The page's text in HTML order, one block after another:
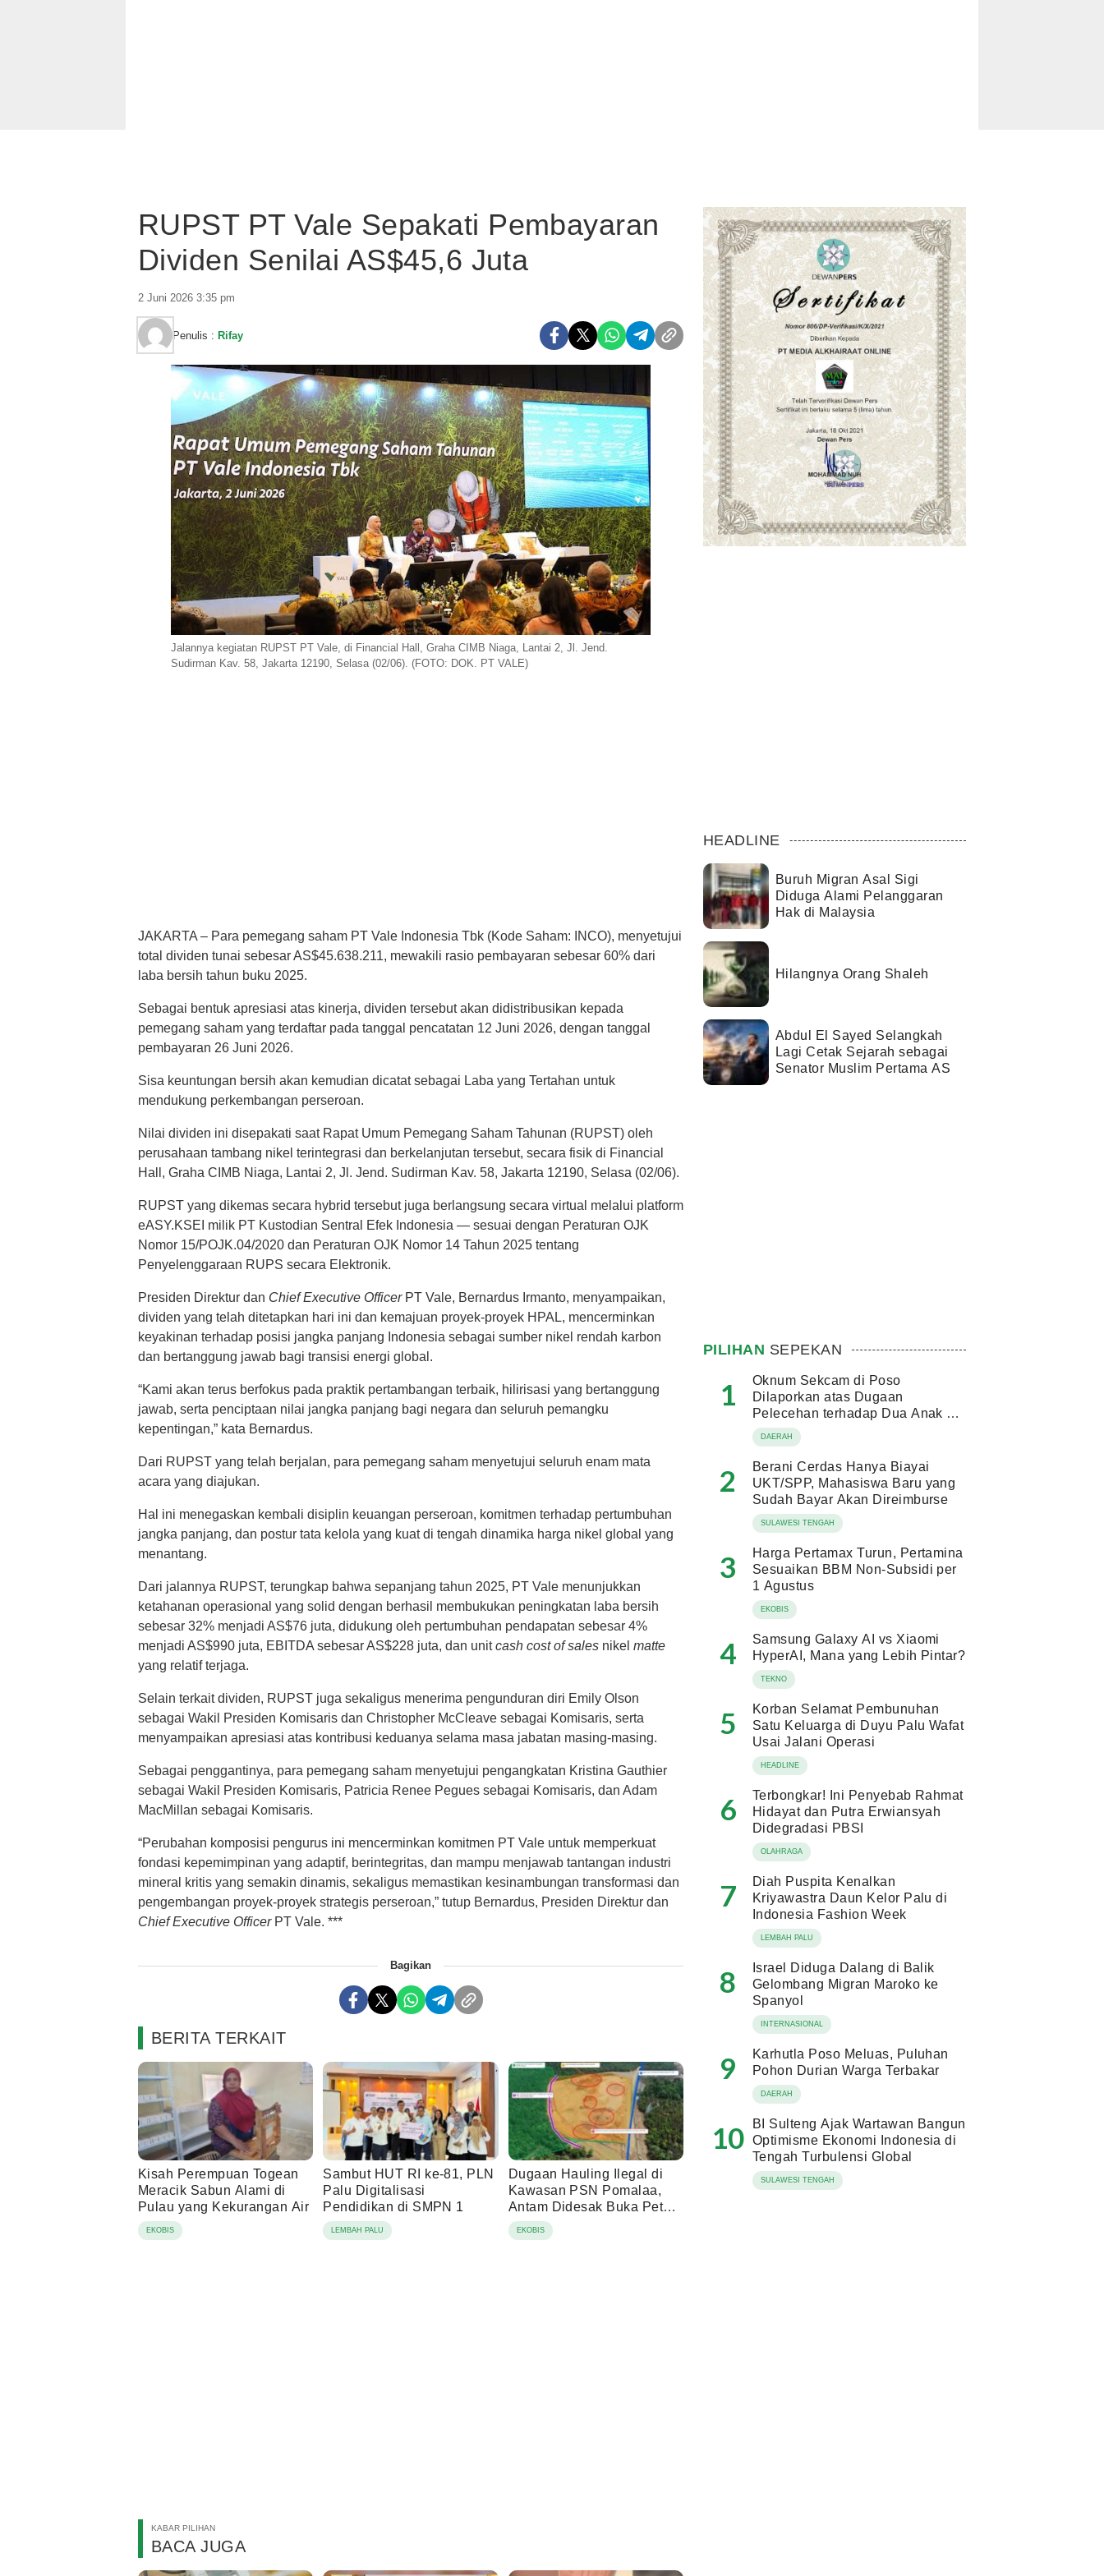
RUPST PT Vale Sepakati Pembayaran
Dividen Senilai AS$45,6 Juta
2 Juni 2026 3:35 pm
Penulis : Rifay
Jalannya kegiatan RUPST PT Vale, di Financial Hall, Graha CIMB Niaga, Lantai 2, Jl. Jend.
Sudirman Kav. 58, Jakarta 12190, Selasa (02/06). (FOTO: DOK. PT VALE)
JAKARTA – Para pemegang saham PT Vale Indonesia Tbk (Kode Saham: INCO), menyetujui
total dividen tunai sebesar AS$45.638.211, mewakili rasio pembayaran sebesar 60% dari
laba bersih tahun buku 2025.
Sebagai bentuk apresiasi atas kinerja, dividen tersebut akan didistribusikan kepada
pemegang saham yang terdaftar pada tanggal pencatatan 12 Juni 2026, dengan tanggal
pembayaran 26 Juni 2026.
Sisa keuntungan bersih akan kemudian dicatat sebagai Laba yang Tertahan untuk
mendukung perkembangan perseroan.
Nilai dividen ini disepakati saat Rapat Umum Pemegang Saham Tahunan (RUPST) oleh
perusahaan tambang nikel terintegrasi dan berkelanjutan tersebut, secara fisik di Financial
Hall, Graha CIMB Niaga, Lantai 2, Jl. Jend. Sudirman Kav. 58, Jakarta 12190, Selasa (02/06).
RUPST yang dikemas secara hybrid tersebut juga berlangsung secara virtual melalui platform
eASY.KSEI milik PT Kustodian Sentral Efek Indonesia — sesuai dengan Peraturan OJK
Nomor 15/POJK.04/2020 dan Peraturan OJK Nomor 14 Tahun 2025 tentang
Penyelenggaraan RUPS secara Elektronik.
Presiden Direktur dan Chief Executive Officer PT Vale, Bernardus Irmanto, menyampaikan,
dividen yang telah ditetapkan hari ini dan kemajuan proyek-proyek HPAL, mencerminkan
keyakinan terhadap posisi jangka panjang Indonesia sebagai sumber nikel rendah karbon
dan bertanggung jawab bagi transisi energi global.
“Kami akan terus berfokus pada praktik pertambangan terbaik, hilirisasi yang bertanggung
jawab, serta penciptaan nilai jangka panjang bagi negara dan seluruh pemangku
kepentingan,” kata Bernardus.
Dari RUPST yang telah berjalan, para pemegang saham menyetujui seluruh enam mata
acara yang diajukan.
Hal ini menegaskan kembali disiplin keuangan perseroan, komitmen terhadap pertumbuhan
jangka panjang, dan postur tata kelola yang kuat di tengah dinamika harga nikel global yang
menantang.
Dari jalannya RUPST, terungkap bahwa sepanjang tahun 2025, PT Vale menunjukkan
ketahanan operasional yang solid dengan berhasil membukukan peningkatan laba bersih
sebesar 32% menjadi AS$76 juta, didukung oleh pertumbuhan pendapatan sebesar 4%
menjadi AS$990 juta, EBITDA sebesar AS$228 juta, dan unitcash cost of sales nikel matte
yang relatif terjaga.
Selain terkait dividen, RUPST juga sekaligus menerima pengunduran diri Emily Olson
sebagai Wakil Presiden Komisaris dan Christopher McCleave sebagai Komisaris, serta
menyampaikan apresiasi atas kontribusi keduanya selama masa jabatan masing-masing.
Sebagai penggantinya, para pemegang saham menyetujui pengangkatan Kristina Gauthier
sebagai Wakil Presiden Komisaris, Patricia Renee Pegues sebagai Komisaris, dan Adam
MacMillan sebagai Komisaris.
“Perubahan komposisi pengurus ini mencerminkan komitmen PT Vale untuk memperkuat
fondasi kepemimpinan yang adaptif, berintegritas, dan mampu menjawab tantangan industri
mineral kritis yang semakin dinamis, sekaligus memastikan kesinambungan transformasi dan
pengembangan proyek-proyek strategis perseroan,” tutup Bernardus, Presiden Direktur dan
Chief Executive Officer PT Vale. ***
Bagikan
BERITA TERKAIT
Kisah Perempuan Togean
Meracik Sabun Alami di
Pulau yang Kekurangan Air
EKOBIS
Sambut HUT RI ke-81, PLN
Palu Digitalisasi
Pendidikan di SMPN 1
LEMBAH PALU
Dugaan Hauling Ilegal di
Kawasan PSN Pomalaa,
Antam Didesak Buka Peta
IUP
EKOBIS
KABAR PILIHAN
BACA JUGA
HEADLINE
Buruh Migran Asal Sigi
Diduga Alami Pelanggaran
Hak di Malaysia
Hilangnya Orang Shaleh
Abdul El Sayed Selangkah
Lagi Cetak Sejarah sebagai
Senator Muslim Pertama AS
PILIHAN SEPEKAN
1
Oknum Sekcam di Poso
Dilaporkan atas Dugaan
Pelecehan terhadap Dua Anak di
Bawah Umur
DAERAH
2
Berani Cerdas Hanya Biayai
UKT/SPP, Mahasiswa Baru yang
Sudah Bayar Akan Direimburse
SULAWESI TENGAH
3
Harga Pertamax Turun, Pertamina
Sesuaikan BBM Non-Subsidi per
1 Agustus
EKOBIS
4
Samsung Galaxy AI vs Xiaomi
HyperAI, Mana yang Lebih Pintar?
TEKNO
5
Korban Selamat Pembunuhan
Satu Keluarga di Duyu Palu Wafat
Usai Jalani Operasi
HEADLINE
6
Terbongkar! Ini Penyebab Rahmat
Hidayat dan Putra Erwiansyah
Didegradasi PBSI
OLAHRAGA
7
Diah Puspita Kenalkan
Kriyawastra Daun Kelor Palu di
Indonesia Fashion Week
LEMBAH PALU
8
Israel Diduga Dalang di Balik
Gelombang Migran Maroko ke
Spanyol
INTERNASIONAL
9
Karhutla Poso Meluas, Puluhan
Pohon Durian Warga Terbakar
DAERAH
10
BI Sulteng Ajak Wartawan Bangun
Optimisme Ekonomi Indonesia di
Tengah Turbulensi Global
SULAWESI TENGAH